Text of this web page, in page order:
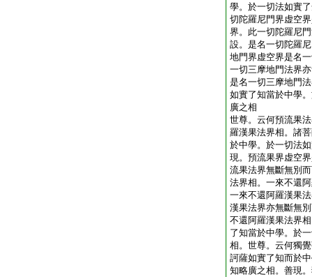
學。於一切法如實
切陀羅尼門界虚空
界。此一切陀羅尼
設。是名一切陀羅
地門界虚空界是名
一切三摩地門法界
是名一切三摩地門
如實了知當於中學
廣之相
世尊。云何預流果
羅漢果法界相。諸
於中學。於一切法
現。預流果界虚空
流果法界無斷無別
法界相。一來不還
一來不還阿羅漢果
漢果法界亦無斷無
不還阿羅漢果法界
了知當於中學。於
相。世尊。云何獨
訶薩如實了知而於
知略廣之相。善現